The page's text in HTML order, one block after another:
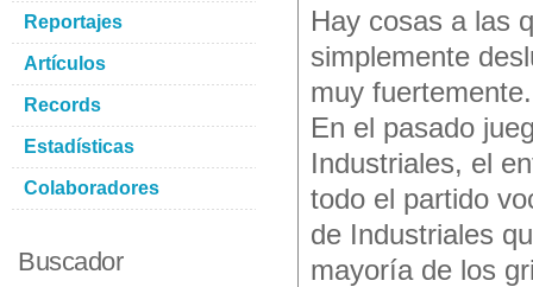
Hay cosas a las
simplemente
muy fuertemente.
En el pasado
Industriales, el
todo el partido
de Industriales
mayoría de los
Reportajes
Artículos
Records
Estadísticas
Colaboradores
Buscador